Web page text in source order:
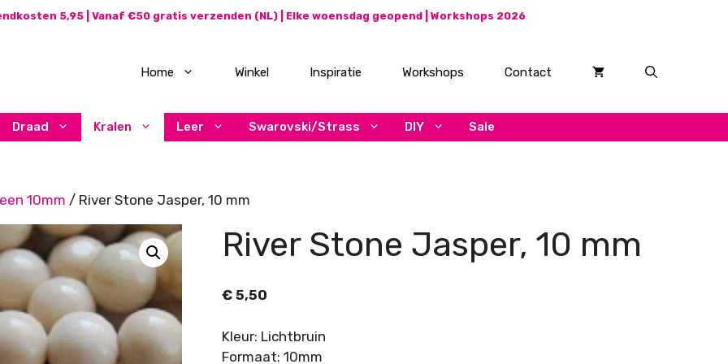
5,95 | Vanaf €50 gratis verzenden (NL) | Elke woensdag geopend | Workshops 2026
Home Winkel Inspiratie Workshops Contact
Draad Kralen Leer Swarovski/Strass DIY Sale
10mm / River Stone Jasper, 10 mm
River Stone Jasper, 10 mm
€5,50
Kleur: Lichtbruin
Formaat: 10mm